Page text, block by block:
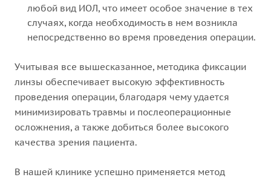
любой вид ИОЛ, что имеет особое значение в тех
случаях, когда необходимость в нем возникла
непосредственно во время проведения операции.
Учитывая все вышесказанное, методика фиксации
линзы обеспечивает высокую эффективность
проведения операции, благодаря чему удается
минимизировать травмы и послеоперационные
осложнения, а также добиться более высокого
качества зрения пациента.
В нашей клинике успешно применяется метод